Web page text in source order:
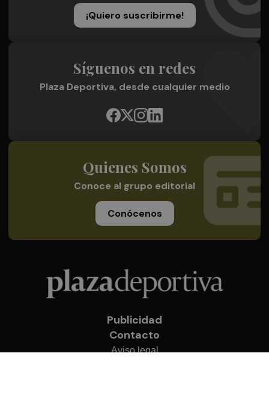
¡Quiero suscribirme!
Síguenos en redes
Plaza Deportiva, desde cualquier medio
Quienes Somos
Conoce al grupo editorial
Conócenos
Publicidad
Contacto
Aviso legal